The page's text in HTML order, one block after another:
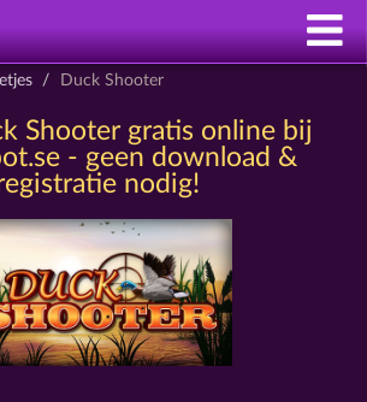
Duck Shooter
Shooter gratis online bij
- geen download &
nodig!